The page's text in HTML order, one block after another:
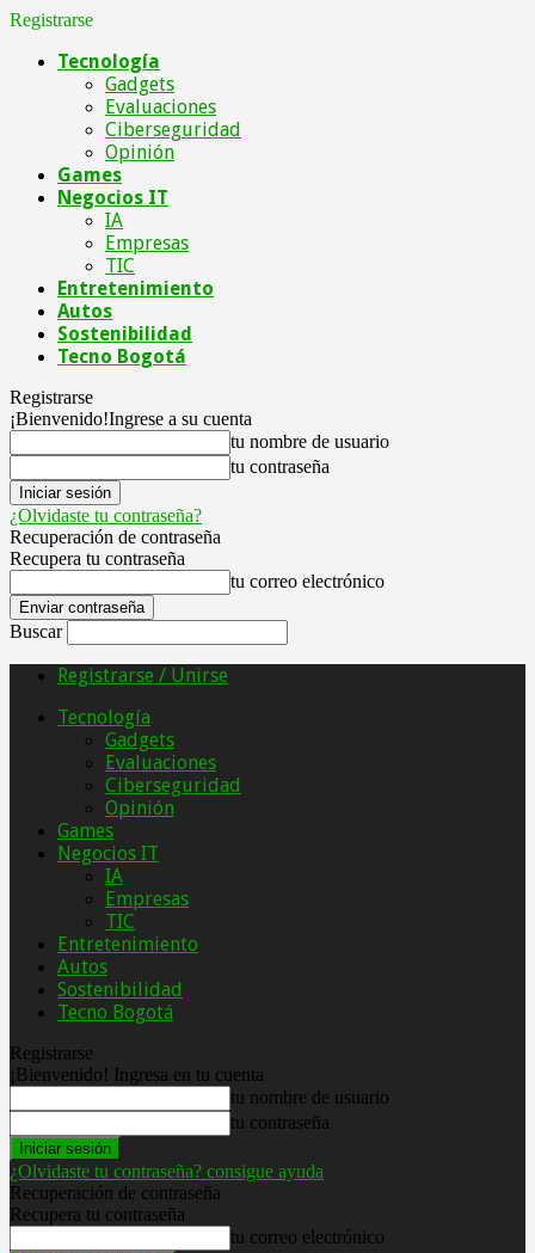
Registrarse
Tecnología
Gadgets
Evaluaciones
Ciberseguridad
Opinión
Games
Negocios IT
IA
Empresas
TIC
Entretenimiento
Autos
Sostenibilidad
Tecno Bogotá
Registrarse
¡Bienvenido!Ingrese a su cuenta
tu nombre de usuario
tu contraseña
¿Olvidaste tu contraseña?
Recuperación de contraseña
Recupera tu contraseña
tu correo electrónico
Buscar
Registrarse / Unirse
Tecnología
Gadgets
Evaluaciones
Ciberseguridad
Opinión
Games
Negocios IT
IA
Empresas
TIC
Entretenimiento
Autos
Sostenibilidad
Tecno Bogotá
Registrarse
¡Bienvenido! Ingresa en tu cuenta
tu nombre de usuario
tu contraseña
¿Olvidaste tu contraseña? consigue ayuda
Recuperación de contraseña
Recupera tu contraseña
tu correo electrónico